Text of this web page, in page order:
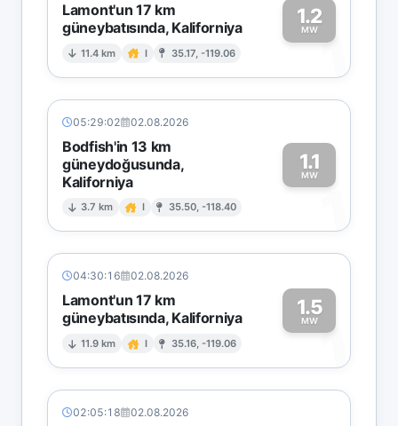
Lamont'un 17 km
güneybatısında, Kaliforniya
11.4 km I 35.17, -119.06
1.2
MW1
05:29:02 02.08.2026
Bodfish'in 13 km
güneydoğusunda,
Kaliforniya
3.7 km I 35.50, -118.40
1.1
MW
1
04:30:16 02.08.2026
Lamont'un 17 km
güneybatısında, Kaliforniya
11.9 km I 35.16, -119.06
1.5
MW1
02:05:18 02.08.2026